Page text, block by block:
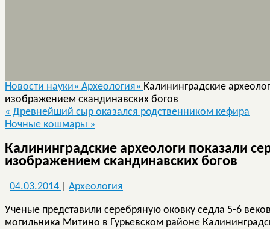
Новости науки» Археология» Калининградские
изображением скандинавских богов
« Древнейший сыр оказался родственником кефира
Ночные кошмары »
Калининградские археологи показали
изображением скандинавских богов
04.03.2014 Археология
Ученые представили серебряную оковку седла 5-6
могильника Митино в Гурьевском районе